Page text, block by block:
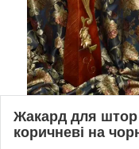
Жакард для штор
коричневі на